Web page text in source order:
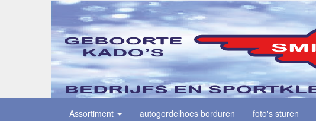
Assortiment autogordelhoes borduren foto's sturen